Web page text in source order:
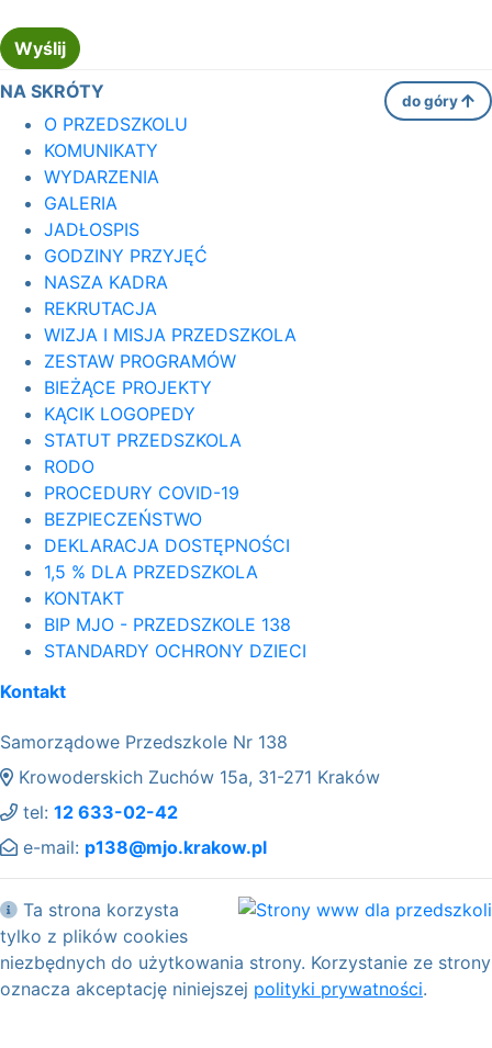
NA SKRÓTY do góry
O PRZEDSZKOLU
KOMUNIKATY
WYDARZENIA
GALERIA
JADŁOSPIS
GODZINY PRZYJĘĆ
NASZA KADRA
REKRUTACJA
WIZJA I MISJA PRZEDSZKOLA
ZESTAW PROGRAMÓW
BIEŻĄCE PROJEKTY
KĄCIK LOGOPEDY
STATUT PRZEDSZKOLA
RODO
PROCEDURY COVID-19
BEZPIECZEŃSTWO
DEKLARACJA DOSTĘPNOŚCI
1,5 % DLA PRZEDSZKOLA
KONTAKT
BIP MJO - PRZEDSZKOLE 138
STANDARDY OCHRONY DZIECI
Kontakt
Samorządowe Przedszkole Nr 138
Krowoderskich Zuchów 15a, 31-271 Kraków
tel: 12 633-02-42
e-mail: p138@mjo.krakow.pl
Ta strona korzysta
tylko z plików cookies
niezbędnych do użytkowania strony. Korzystanie ze strony
oznacza akceptację niniejszej polityki prywatności.